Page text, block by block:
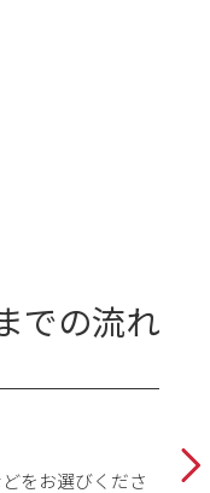
さとされていますが、
節しましょう。
での流れ
をお選びくださ